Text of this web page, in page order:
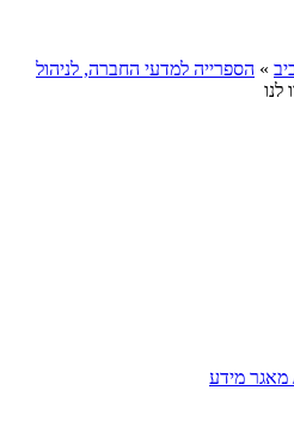
» הספרייה למדעי החברה, לניהול
לנו
מידע